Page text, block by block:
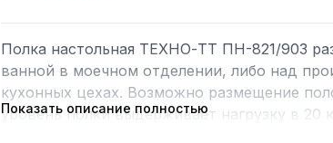
Полка настольная ТЕХНО-ТТ ПН-821/903
ванной в моечном отделении, либо над
кухонных цехах. Возможно размещение
уровень полки выдерживает нагрузку в 20
Показать описание полностью